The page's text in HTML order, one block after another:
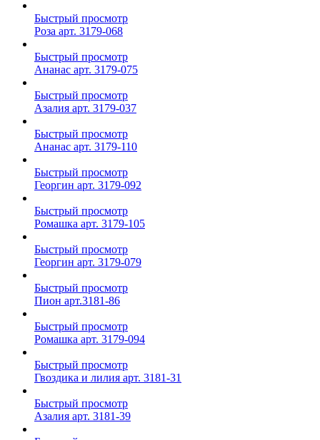
Быстрый просмотр
Роза арт. 3179-068
Быстрый просмотр
Ананас арт. 3179-075
Быстрый просмотр
Азалия арт. 3179-037
Быстрый просмотр
Ананас арт. 3179-110
Быстрый просмотр
Георгин арт. 3179-092
Быстрый просмотр
Ромашка арт. 3179-105
Быстрый просмотр
Георгин арт. 3179-079
Быстрый просмотр
Пион арт.3181-86
Быстрый просмотр
Ромашка арт. 3179-094
Быстрый просмотр
Гвоздика и лилия арт. 3181-31
Быстрый просмотр
Азалия арт. 3181-39